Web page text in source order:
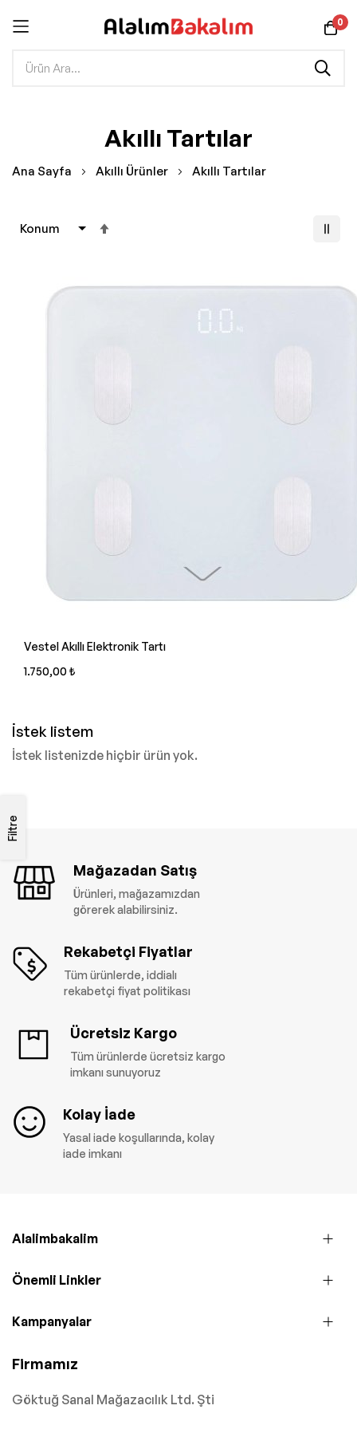
0
Akıllı Tartılar
Ana Sayfa Akıllı Ürünler Akıllı Tartılar
Vestel Akıllı Elektronik Tartı
1.750,00 ₺
Filtre
İstek listem
İstek listenizde hiçbir ürün yok.
Mağazadan Satış
Ürünleri, mağazamızdan
görerek alabilirsiniz.
Rekabetçi Fiyatlar
Tüm ürünlerde, iddialı
rekabetçi fiyat politikası
Ücretsiz Kargo
Tüm ürünlerde ücretsiz kargo
imkanı sunuyoruz
Kolay İade
Yasal iade koşullarında, kolay
iade imkanı
Alalimbakalim
Önemli Linkler
Kampanyalar
Firmamız
Göktuğ Sanal Mağazacılık Ltd. Şti